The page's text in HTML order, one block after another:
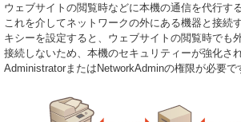
ウェブサイトの閲覧時などに本機の通信を代行す
これを介してネットワークの外にある機器と接続
キシーを設定すると、ウェブサイトの閲覧時でも
接続しないため、本機のセキュリティーが強化さ
AdministratorまたはNetworkAdminの権限が必要で